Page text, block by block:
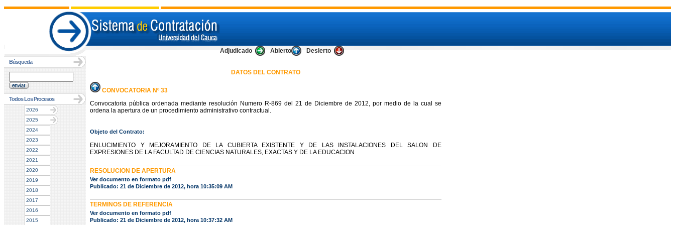
Adjudicado Abierto Desierto
Búsqueda
Todos Los Procesos
2026
2025
2024
2023
2022
2021
2020
2019
2018
2017
2016
2015
DATOS DEL CONTRATO
CONVOCATORIA Nº 33
Convocatoria pública ordenada mediante resolución Numero R-869 del 21 de Diciembre de 2012, por medio de la cual se
ordena la apertura de un procedimiento administrativo contractual.
Objeto del Contrato:
ENLUCIMIENTO Y MEJORAMIENTO DE LA CUBIERTA EXISTENTE Y DE LAS INSTALACIONES DEL SALON DE
EXPRESIONES DE LA FACULTAD DE CIENCIAS NATURALES, EXACTAS Y DE LA EDUCACION
RESOLUCION DE APERTURA
Ver documento en formato pdf
Publicado: 21 de Diciembre de 2012, hora 10:35:09 AM
TERMINOS DE REFERENCIA
Ver documento en formato pdf
Publicado: 21 de Diciembre de 2012, hora 10:37:32 AM